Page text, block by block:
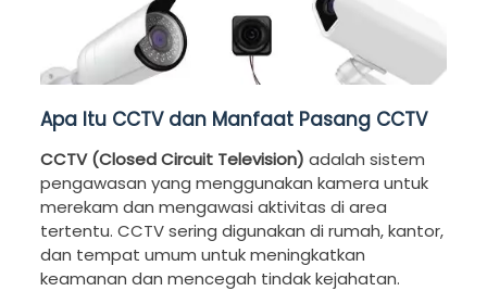
Apa Itu CCTV dan Manfaat Pasang CCTV
CCTV (Closed Circuit Television) adalah sistem
pengawasan yang menggunakan kamera untuk
merekam dan mengawasi aktivitas di area
tertentu. CCTV sering digunakan di rumah, kantor,
dan tempat umum untuk meningkatkan
keamanan dan mencegah tindak kejahatan.